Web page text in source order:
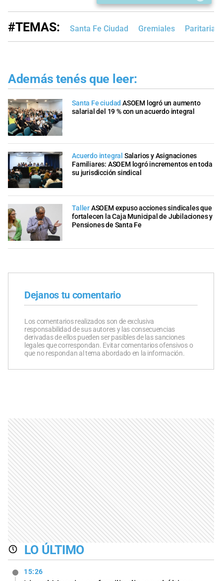
#TEMAS: Santa Fe Ciudad Gremiales Paritarias
Además tenés que leer:
Santa Fe ciudad ASOEM logró un aumento
salarial del 19 % con un acuerdo integral
Acuerdo integral Salarios y Asignaciones
Familiares: ASOEM logró incrementos en toda
su jurisdicción sindical
TallerASOEM expuso acciones sindicales que
fortalecen la Caja Municipal de Jubilaciones y
Pensiones de Santa Fe
Dejanos tu comentario
Los comentarios realizados son de exclusiva
responsabilidad de sus autores y las consecuencias
derivadas de ellos pueden ser pasibles de las sanciones
legales que correspondan. Evitar comentarios ofensivos o
que no respondan al tema abordado en la información.
LO ÚLTIMO
15:26